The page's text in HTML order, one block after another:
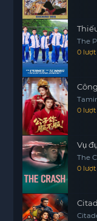
The
0
0
Vụ
The
0